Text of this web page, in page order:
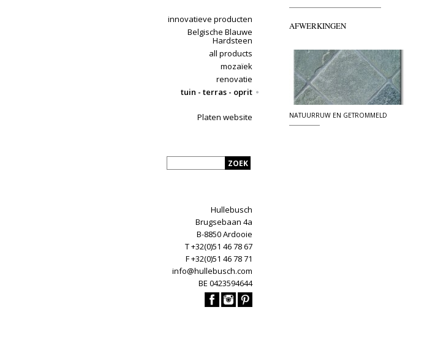
innovatieve producten
Belgische Blauwe
Hardsteen
all products
mozaïek
renovatie
tuin - terras - oprit
Platen website
Hullebusch
Brugsebaan 4a
B-8850 Ardooie
T +32(0)51 46 78 67
F +32(0)51 46 78 71
info@hullebusch.com
BE 0423594644
AFWERKINGEN
NATUURRUW EN GETROMMELD